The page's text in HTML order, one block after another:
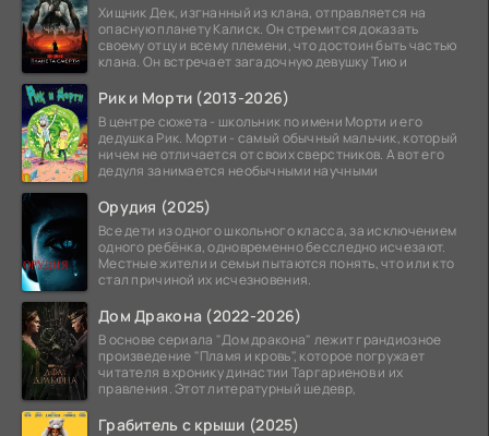
Хищник Дек, изгнанный из клана, отправляется на
опасную планету Калиск. Он стремится доказать
своему отцу и всему племени, что достоин быть частью
клана. Он встречает загадочную девушку Тию и
Рик и Морти (2013-2026)
В центре сюжета - школьник по имени Морти и его
дедушка Рик. Морти - самый обычный мальчик, который
ничем не отличается от своих сверстников. А вот его
дедуля занимается необычными научными
Орудия (2025)
Все дети из одного школьного класса, за исключением
одного ребёнка, одновременно бесследно исчезают.
Местные жители и семьи пытаются понять, что или кто
стал причиной их исчезновения.
Дом Дракона (2022-2026)
В основе сериала "Дом дракона" лежит грандиозное
произведение "Пламя и кровь", которое погружает
читателя в хронику династии Таргариенов и их
правления. Этот литературный шедевр,
Грабитель с крыши (2025)